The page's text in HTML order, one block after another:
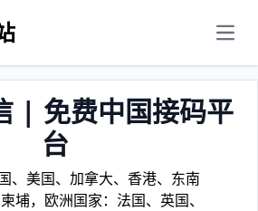
| 免费中国接码平
台
、美国、加拿大、香港、东南
埔，欧洲国家：法国、英国、